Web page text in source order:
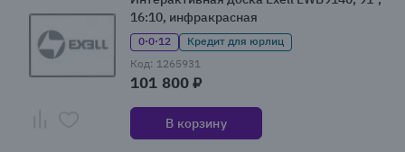
16:10, инфракрасная
0·0·12
Кредит для юрлиц
Код: 1265931
101 800 ₽
В корзину